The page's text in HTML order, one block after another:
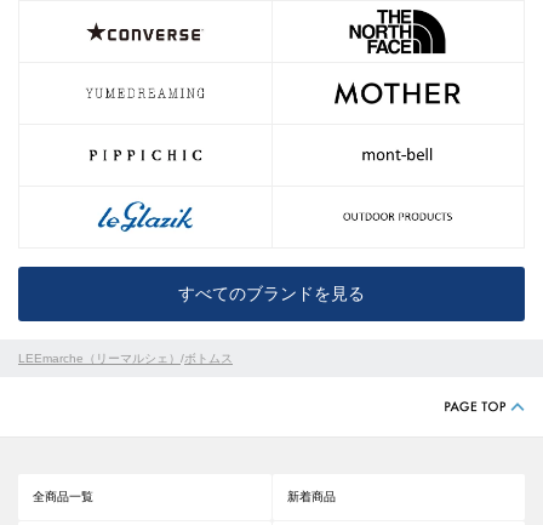
すべてのブランドを見る
LEEmarche（リーマルシェ） /ボトムス
全商品一覧 新着商品